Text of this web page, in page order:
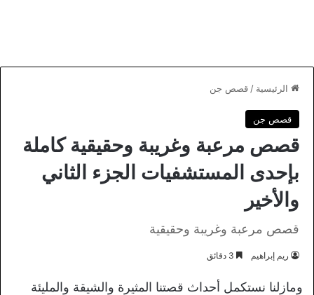
الرئيسية / قصص جن
قصص جن
قصص مرعبة وغريبة وحقيقية كاملة
بإحدى المستشفيات الجزء الثاني
والأخير
قصص مرعبة وغريبة وحقيقية
ريم إبراهيم
ومازلنا نستكمل أحداث قصتنا المثيرة والشيقة والمليئة